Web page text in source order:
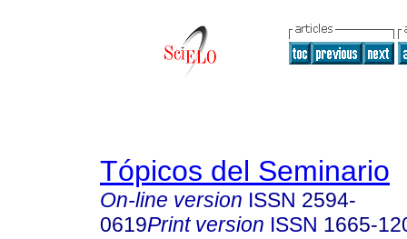
Tópicos del Seminario
On-line version ISSN 2594-
0619Print version ISSN 1665-